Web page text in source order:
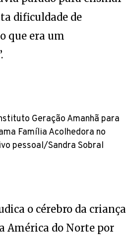
dificuldade de
que era um
Geração Amanhã para
Família Acolhedora no
pessoal/Sandra Sobral
o cérebro da criança
América do Norte por